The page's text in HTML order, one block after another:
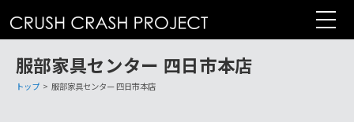
テ
服部家具センター 四日市本店
トップ > 服部家具センター 四日市本店